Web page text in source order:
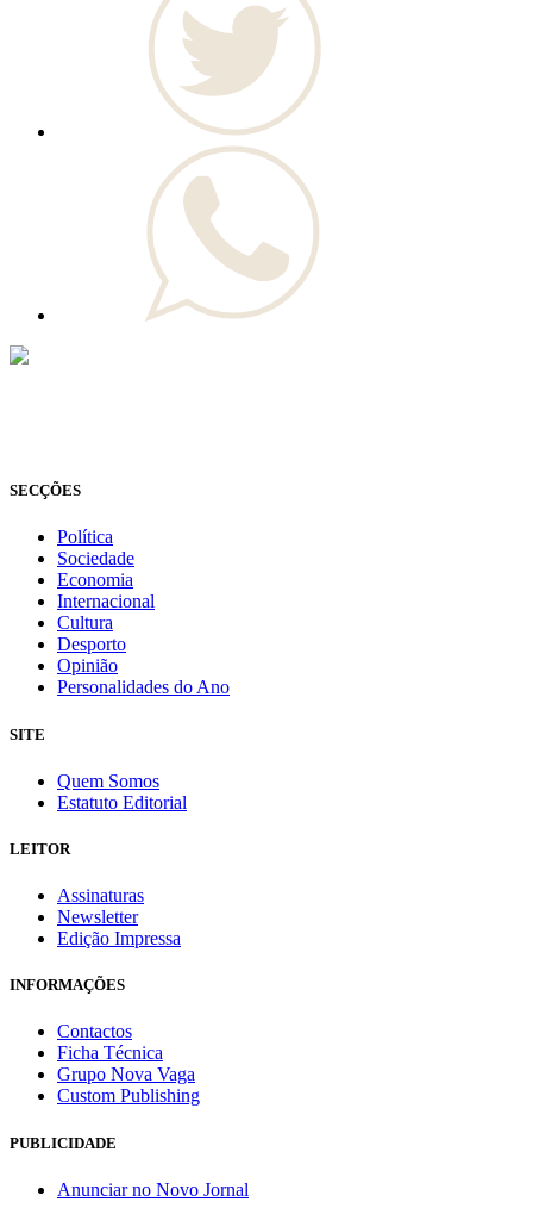
SECÇÕES
Política
Sociedade
Economia
Internacional
Cultura
Desporto
Opinião
Personalidades do Ano
SITE
Quem Somos
Estatuto Editorial
LEITOR
Assinaturas
Newsletter
Edição Impressa
INFORMAÇÕES
Contactos
Ficha Técnica
Grupo Nova Vaga
Custom Publishing
PUBLICIDADE
Anunciar no Novo Jornal